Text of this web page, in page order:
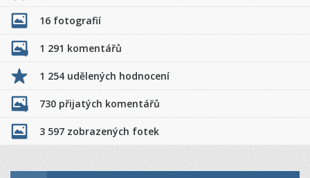
16 fotografií
1 291 komentářů
1 254 udělených hodnocení
730 přijatých komentářů
3 597 zobrazených fotek